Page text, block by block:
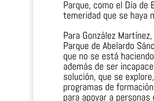
Parque, como el Día de
temeridad que se haya
Para González
Parque de Abelardo
que no se está
además de ser
solución, que se
programas de
para apoyar a